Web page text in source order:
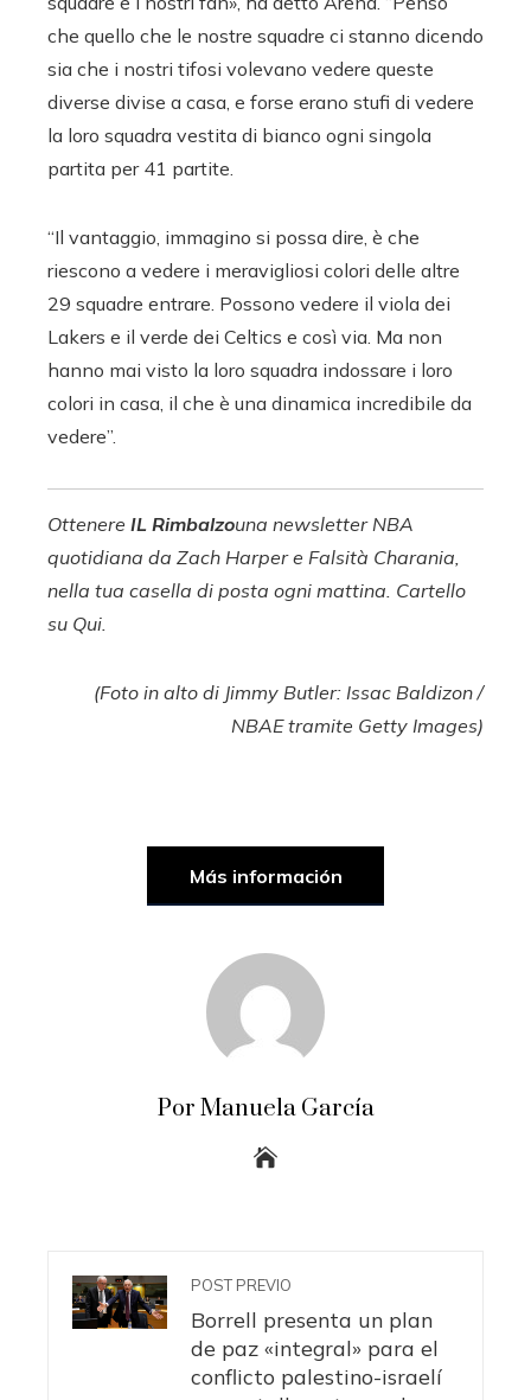
che quello che le nostre squadre ci stanno dicendo
sia che i nostri tifosi volevano vedere queste
diverse divise a casa, e forse erano stufi di vedere
la loro squadra vestita di bianco ogni singola
partita per 41 partite.
“Il vantaggio, immagino si possa dire, è che
riescono a vedere i meravigliosi colori delle altre
29 squadre entrare. Possono vedere il viola dei
Lakers e il verde dei Celtics e così via. Ma non
hanno mai visto la loro squadra indossare i loro
colori in casa, il che è una dinamica incredibile da
vedere”.
Ottenere IL Rimbalzouna newsletter NBA
quotidiana da Zach Harper e Falsità Charania,
nella tua casella di posta ogni mattina. Cartello
su Qui
(Foto in alto di Jimmy Butler: Issac Baldizon /
NBAE tramite Getty Images)
Más información
Por Manuela García
POST PREVIO
Borrell presenta un plan
de paz «integral» para el
conflicto palestino-israelí